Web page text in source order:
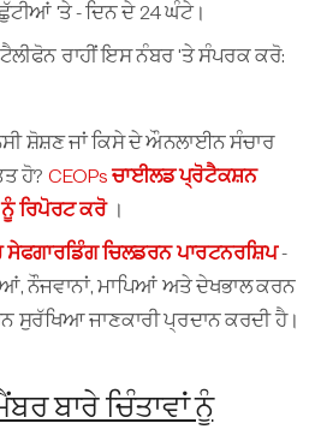
'ਤੇ - ਦਿਨ ਦੇ 24 ਘੰਟੇ।
ਰਾਹੀਂ ਇਸ ਨੰਬਰ 'ਤੇ ਸੰਪਰਕ ਕਰੋ:
ਸ਼ੋਸ਼ਣ ਜਾਂ ਕਿਸੇ ਦੇ ਔਨਲਾਈਨ ਸੰਚਾਰ
ਹੋ? CEOPs ਚਾਈਲਡ ਪ੍ਰੋਟੈਕਸ਼ਨ
ਰਿਪੋਰਟ ਕਰੋ।
ਚਿਲਡਰਨ ਪਾਰਟਨਰਸ਼ਿਪ-
ਨੌਜਵਾਨਾਂ, ਮਾਪਿਆਂ ਅਤੇ ਦੇਖਭਾਲ ਕਰਨ
ਜਾਣਕਾਰੀ ਪ੍ਰਦਾਨ ਕਰਦੀ ਹੈ।
ਬਾਰੇ ਚਿੰਤਾਵਾਂ ਨੂੰ